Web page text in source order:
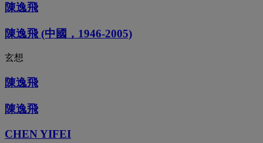
陳逸飛
陳逸飛 (中國，1946-2005)
玄想
陳逸飛
陳逸飛
CHEN YIFEI